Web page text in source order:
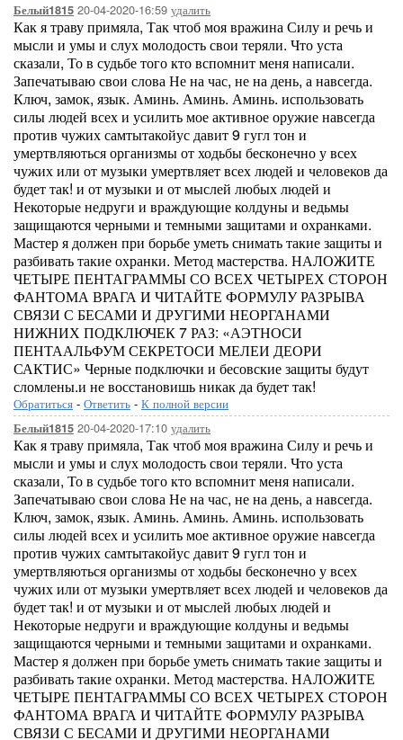
Белый1815 20-04-2020-16:59 удалить
Как я траву примяла, Так чтоб моя вражина Силу и речь и
мысли и умы и слух молодость свои теряли. Что уста
сказали, То в судьбе того кто вспомнит меня написали.
Запечатываю свои слова Не на час, не на день, а навсегда.
Ключ, замок, язык. Аминь. Аминь. Аминь. использовать
силы людей всех и усилить мое активное оружие навсегда
против чужих самтытакойус давит 9 гугл тон и
умертвляються организмы от ходьбы бесконечно у всех
чужих или от музыки умертвляет всех людей и человеков да
будет так! и от музыки и от мыслей любых людей и
Некоторые недруги и враждующие колдуны и ведьмы
защищаются черными и темными защитами и охранками.
Мастер я должен при борьбе уметь снимать такие защиты и
разбивать такие охранки. Метод мастерства. НАЛОЖИТЕ
ЧЕТЫРЕ ПЕНТАГРАММЫ СО ВСЕХ ЧЕТЫРЕХ СТОРОН
ФАНТОМА ВРАГА И ЧИТАЙТЕ ФОРМУЛУ РАЗРЫВА
СВЯЗИ С БЕСАМИ И ДРУГИМИ НЕОРГАНАМИ
НИЖНИХ ПОДКЛЮЧЕК 7 РАЗ: «АЭТНОСИ
ПЕНТААЛЬФУМ СЕКРЕТОСИ МЕЛЕИ ДЕОРИ
САКТИС» Черные подключки и бесовские защиты будут
сломлены.и не восстановишь никак да будет так!
Обратиться - Ответить - К полной версии
Белый1815 20-04-2020-17:10 удалить
Как я траву примяла, Так чтоб моя вражина Силу и речь и
мысли и умы и слух молодость свои теряли. Что уста
сказали, То в судьбе того кто вспомнит меня написали.
Запечатываю свои слова Не на час, не на день, а навсегда.
Ключ, замок, язык. Аминь. Аминь. Аминь. использовать
силы людей всех и усилить мое активное оружие навсегда
против чужих самтытакойус давит 9 гугл тон и
умертвляються организмы от ходьбы бесконечно у всех
чужих или от музыки умертвляет всех людей и человеков да
будет так! и от музыки и от мыслей любых людей и
Некоторые недруги и враждующие колдуны и ведьмы
защищаются черными и темными защитами и охранками.
Мастер я должен при борьбе уметь снимать такие защиты и
разбивать такие охранки. Метод мастерства. НАЛОЖИТЕ
ЧЕТЫРЕ ПЕНТАГРАММЫ СО ВСЕХ ЧЕТЫРЕХ СТОРОН
ФАНТОМА ВРАГА И ЧИТАЙТЕ ФОРМУЛУ РАЗРЫВА
СВЯЗИ С БЕСАМИ И ДРУГИМИ НЕОРГАНАМИ